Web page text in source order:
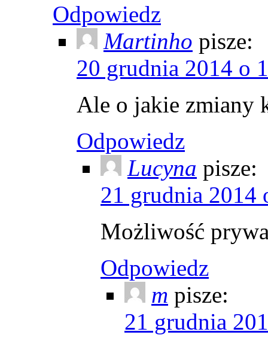
Odpowiedz
Martinho pisze:
20 grudnia 2014 o
Ale o jakie zmiany
Odpowiedz
Lucyna pisze:
21 grudnia 2014
Możliwość
Odpowiedz
m pisze:
21 grudnia